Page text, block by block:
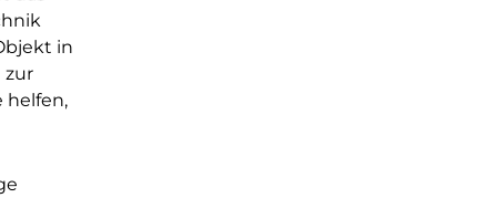
in
zur
helfen,